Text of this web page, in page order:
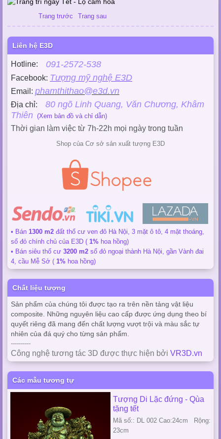
Trang trước Trang sau
Liên hệ E3D
Hotline: 091-2572-538
Facebook: Tượng mỹ nghệ E3D
Email: phamthithao@e3d.vn
Địa chỉ: 80 ngõ Linh Quang, Văn Chương, Khâm
Thiên (Xem bản đồ và chỉ dẫn)
Thời gian làm việc từ 7h-22h mọi ngày trong tuần
Shop của Cơ sở sản xuất tượng E3D
• Bán 1300 m2 đất thổ cư ven đô Hà Nội, 3 mặt ô tô, 4 mặt thoáng,
sổ đỏ chính chủ của E3D ( 1% hoa hồng)
• Bán siêu thổ cư 3200 m2 sổ đỏ ngoại thành Hà Nội, gần Vành đai
4, cầu Mễ Sở ( 1% hoa hồng)
Chất liệu tượng
Sản phẩm của chúng tôi được tạo ra trên nền tảng vật liệu
composite. Những nguyên liệu cao cấp được ứng dụng theo bí
quyết riêng đã mang đến chất lượng vượt trội và màu sắc tự
nhiên của đá quý cho từng sản phẩm.
----------
Công nghệ tương tác 3D được thực hiện bởi VR3D.vn
Các mẫu tương tự
Tượng Di Lặc đứng - Qùa
tặng tết
Mã số:: DL 002 Cao:24cm Rộng:
23cm